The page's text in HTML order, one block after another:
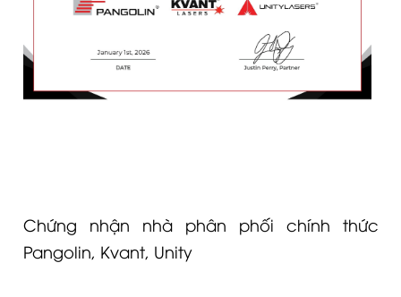
Chứng nhận nhà phân phối chính thức
Pangolin, Kvant, Unity